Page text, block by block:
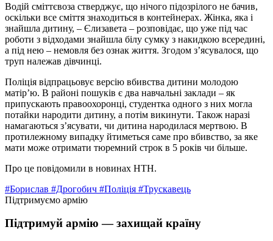
Водій сміттєвоза стверджує, що нічого підозрілого не бачив,
оскільки все сміття знаходиться в контейнерах. Жінка, яка і
знайшла дитину, – Єлизавета – розповідає, що уже під час
роботи з відходами знайшла білу сумку з накидкою всередині,
а під нею – немовля без ознак життя. Згодом з’ясувалося, що
труп належав дівчинці.
Поліція відпрацьовує версію вбивства дитини молодою
матір’ю. В районі пошуків є два навчальні заклади – як
припускають правоохоронці, студентка одного з них могла
потайки народити дитину, а потім викинути. Також наразі
намагаються з’ясувати, чи дитина народилася мертвою. В
протилежному випадку йтиметься саме про вбивство, за яке
мати може отримати тюремний строк в 5 років чи більше.
Про це повідомили в новинах НТН.
#Борислав #Дрогобич #Поліція #Трускавець
Підтримуємо армію
Підтримуй армію — захищай країну